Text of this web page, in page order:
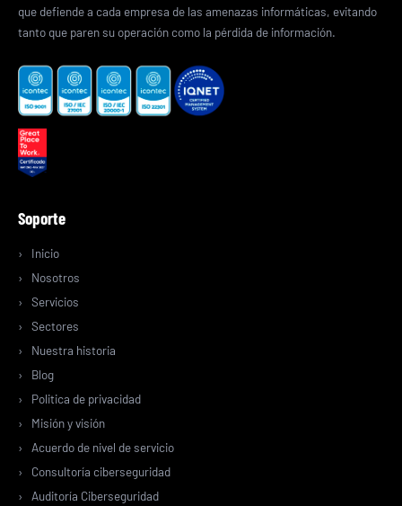
que defiende a cada empresa de las amenazas informáticas, evitando
tanto que paren su operación como la pérdida de información.
Soporte
Inicio
Nosotros
Servicios
Sectores
Nuestra historia
Blog
Politica de privacidad
Misión y visión
Acuerdo de nivel de servicio
Consultoría ciberseguridad
Auditoría Ciberseguridad